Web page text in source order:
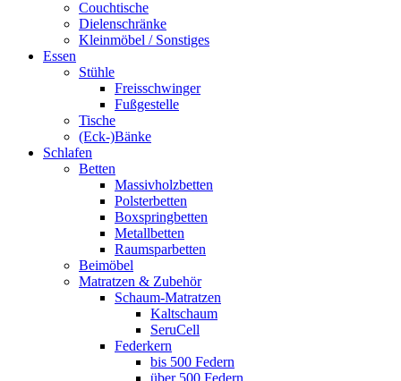
Couchtische
Dielenschränke
Kleinmöbel / Sonstiges
Essen
Stühle
Freisschwinger
Fußgestelle
Tische
(Eck-)Bänke
Schlafen
Betten
Massivholzbetten
Polsterbetten
Boxspringbetten
Metallbetten
Raumsparbetten
Beimöbel
Matratzen & Zubehör
Schaum-Matratzen
Kaltschaum
SeruCell
Federkern
bis 500 Federn
über 500 Federn